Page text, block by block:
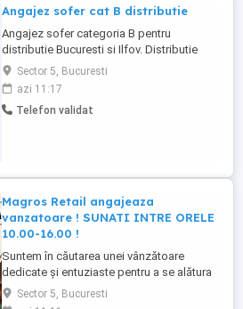
Angajez sofer cat B distributie
Angajez sofer categoria B pentru
distributie Bucuresti si Ilfov. Distributie
produse alimentare pentru un lant de
magazine din Bucuresti si Ilfov. marfa este
paletata, masina dotata cu lift. Experienta
minim 1 an. Salariu 4.000 Ron.
Sector 5, Bucuresti
azi 11:17
Telefon validat
Magros Retail angajeaza
vanzatoare ! SUNATI INTRE ORELE
10.00-16.00 !
Suntem în căutarea unei vânzătoare
dedicate și entuziaste pentru a se alătura
echipei noastre în cadrul departamentului
de retail. Candidatul ideal va avea rolul de
Sector 5, Bucuresti